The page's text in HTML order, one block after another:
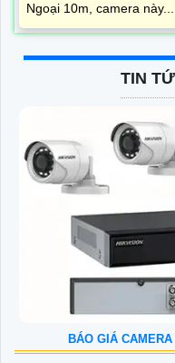
Ngoại 10m, camera này...
TIN
BÁO GIÁ